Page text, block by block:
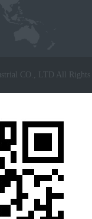
CO., LTD All Rights